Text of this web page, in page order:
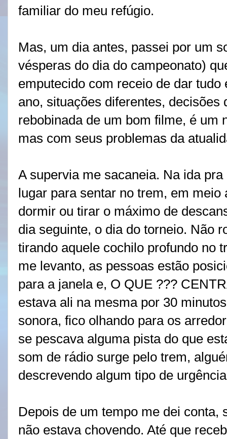
familiar do meu refúgio.
Mas, um dia antes, passei por um
vésperas do dia do campeonato)
emputecido com receio de dar
ano, situações diferentes, decisões
rebobinada de um bom filme, é um
mas com seus problemas da
A supervia me sacaneia. Na ida
lugar para sentar no trem, em
dormir ou tirar o máximo de
dia seguinte, o dia do torneio. Não
tirando aquele cochilo profundo no
me levanto, as pessoas estão
para a janela e, O QUE ???
estava ali na mesma por 30
sonora, fico olhando para os
se pescava alguma pista do que
som de rádio surge pelo trem,
descrevendo algum tipo de
Depois de um tempo me dei conta,
não estava chovendo. Até que